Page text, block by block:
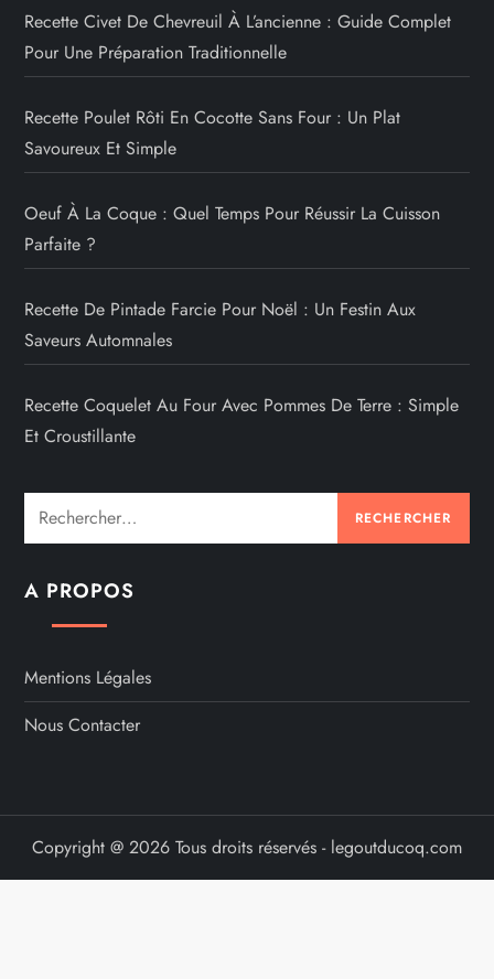
Recette Civet De Chevreuil À L’ancienne : Guide Complet
Pour Une Préparation Traditionnelle
Recette Poulet Rôti En Cocotte Sans Four : Un Plat
Savoureux Et Simple
Oeuf À La Coque : Quel Temps Pour Réussir La Cuisson
Parfaite ?
Recette De Pintade Farcie Pour Noël : Un Festin Aux
Saveurs Automnales
Recette Coquelet Au Four Avec Pommes De Terre : Simple
Et Croustillante
Rechercher :
A PROPOS
Mentions Légales
Nous Contacter
Copyright @ 2026 Tous droits réservés - legoutducoq.com